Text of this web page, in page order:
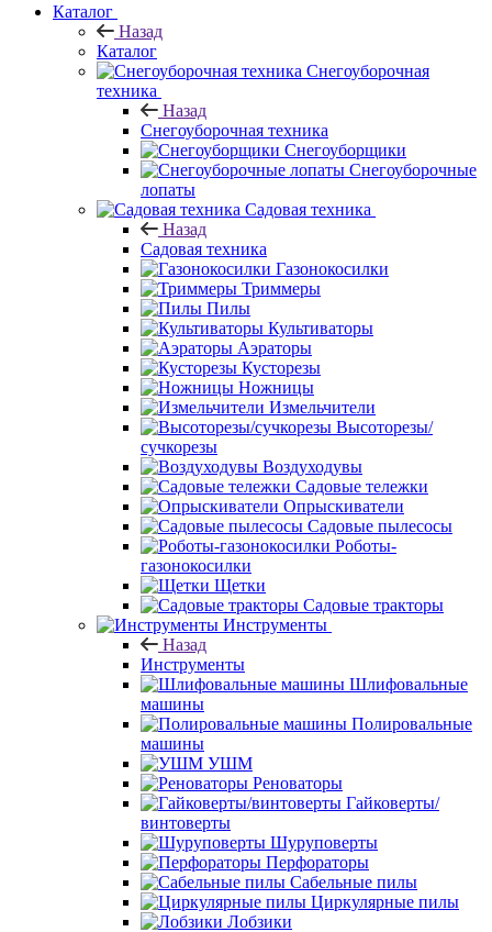
Каталог
Назад
Каталог
Снегоуборочная
техника
Назад
Снегоуборочная техника
Снегоуборщики
Снегоуборочные
лопаты
Садовая техника
Назад
Садовая техника
Газонокосилки
Триммеры
Пилы
Культиваторы
Аэраторы
Кусторезы
Ножницы
Измельчители
Высоторезы/
сучкорезы
Воздуходувы
Садовые тележки
Опрыскиватели
Садовые пылесосы
Роботы-
газонокосилки
Щетки
Садовые тракторы
Инструменты
Назад
Инструменты
Шлифовальные
машины
Полировальные
машины
УШМ
Реноваторы
Гайковерты/
винтоверты
Шуруповерты
Перфораторы
Сабельные пилы
Циркулярные пилы
Лобзики